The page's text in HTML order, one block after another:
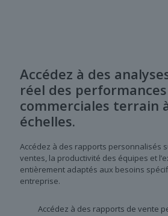
Accédez à des
réel des performances
commerciales terrain
échelles.
Accédez à des rapports personnalisés
ventes, la productivité des équipes et
entièrement adaptés aux besoins
entreprise.
Accédez à des rapports de vente